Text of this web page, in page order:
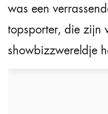
was een
topsporter, die zijn
showbizzwereldje